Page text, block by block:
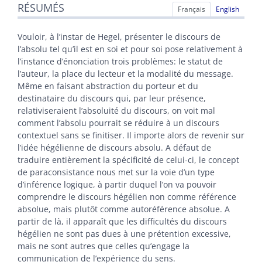
Index
Texte
Citer cet article
Auteur
RÉSUMÉS Français English
Vouloir, à l’instar de Hegel, présenter le discours de
l’absolu tel qu’il est en soi et pour soi pose relativement à
l’instance d’énonciation trois problèmes: le statut de
l’auteur, la place du lecteur et la modalité du message.
Même en faisant abstraction du porteur et du
destinataire du discours qui, par leur présence,
relativiseraient l’absoluité du discours, on voit mal
comment l’absolu pourrait se réduire à un discours
contextuel sans se finitiser. Il importe alors de revenir sur
l’idée hégélienne de discours absolu. A défaut de
traduire entièrement la spécificité de celui-ci, le concept
de paraconsistance nous met sur la voie d’un type
d’inférence logique, à partir duquel l’on va pouvoir
comprendre le discours hégélien non comme référence
absolue, mais plutôt comme autoréférence absolue. A
partir de là, il apparaît que les difficultés du discours
hégélien ne sont pas dues à une prétention excessive,
mais ne sont autres que celles qu’engage la
communication de l’expérience du sens.